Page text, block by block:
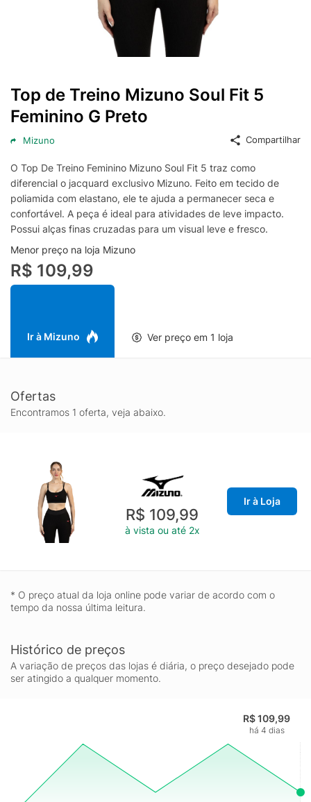
Top de Treino Mizuno Soul Fit 5
Feminino G Preto
Mizuno Compartilhar
O Top De Treino Feminino Mizuno Soul Fit 5 traz como
diferencial o jacquard exclusivo Mizuno. Feito em tecido de
poliamida com elastano, ele te ajuda a permanecer seca e
confortável. A peça é ideal para atividades de leve impacto.
Possui alças finas cruzadas para um visual leve e fresco.
Menor preço na loja Mizuno
R$ 109,99
Ir à Mizuno Ver preço em 1 loja
Ofertas
Encontramos 1 oferta, veja abaixo.
R$ 109,99
à vista ou até 2x
Ir à Loja
* O preço atual da loja online pode variar de acordo com o
tempo da nossa última leitura.
Histórico de preços
A variação de preços das lojas é diária, o preço desejado pode
ser atingido a qualquer momento.
R$ 109,99
há 4 dias